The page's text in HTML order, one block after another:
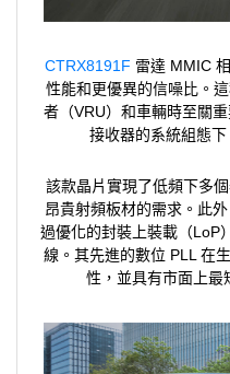
CTRX8191F 雷達 MMIC
性能和更優異的信噪比。
者（VRU）和車輛時至關
接收器的系統組態
該款晶片實現了低頻下多
昂貴射頻板材的需求。此
過優化的封裝上裝載（LoP
線。其先進的數位 PLL 在
性，並具有市面上最